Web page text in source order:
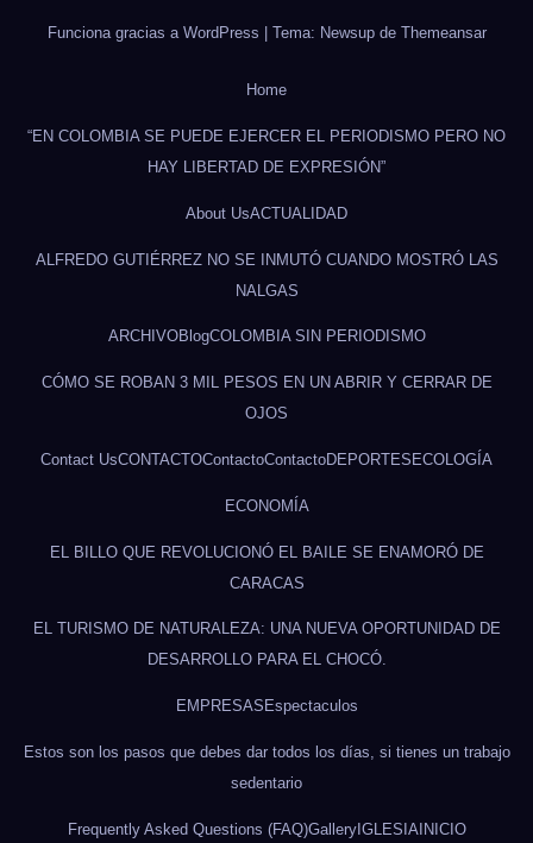
Funciona gracias a WordPress Tema: Newsup de Themeansar
Home
“EN COLOMBIA SE PUEDE EJERCER EL PERIODISMO PERO NO
HAY LIBERTAD DE EXPRESIÓN”
About UsACTUALIDAD
ALFREDO GUTIÉRREZ NO SE INMUTÓ CUANDO MOSTRÓ LAS
NALGAS
ARCHIVOBlogCOLOMBIA SIN PERIODISMO
CÓMO SE ROBAN 3 MIL PESOS EN UN ABRIR Y CERRAR DE
OJOS
Contact UsCONTACTOContactoContactoDEPORTES ECOLOGÍA
ECONOMÍA
EL BILLO QUE REVOLUCIONÓ EL BAILE SE ENAMORÓ DE
CARACAS
EL TURISMO DE NATURALEZA: UNA NUEVA OPORTUNIDAD DE
DESARROLLO PARA EL CHOCÓ.
EMPRESAS Espectaculos
Estos son los pasos que debes dar todos los días, si tienes un trabajo
sedentario
Frequently Asked Questions (FAQ)GalleryIGLESIAINICIO